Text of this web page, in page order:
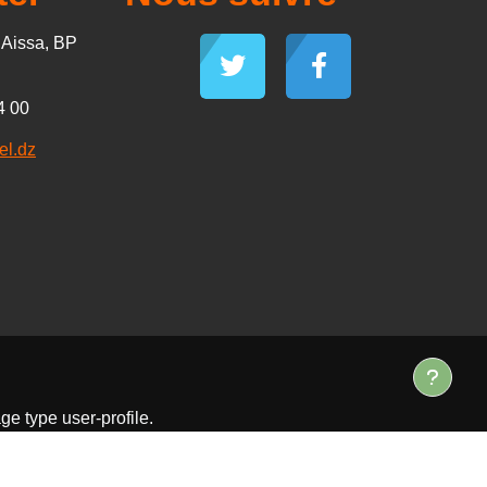
BP
00
type user-profile.